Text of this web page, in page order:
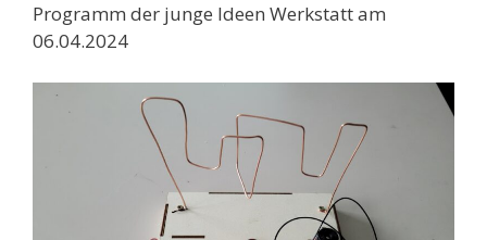
Programm der junge Ideen Werkstatt am
06.04.2024